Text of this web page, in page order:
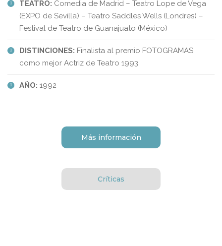
TEATRO: Comedia de Madrid – Teatro Lope de Vega
(EXPO de Sevilla) – Teatro Saddles Wells (Londres) –
Festival de Teatro de Guanajuato (México)
DISTINCIONES: Finalista al premio FOTOGRAMAS
como mejor Actriz de Teatro 1993
AÑO: 1992
Más información
Críticas